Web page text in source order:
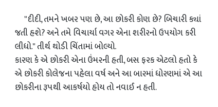
"દીદી, તમને ખબર પણ છે, આ છોકરી કોણ છે? બિચારી ક્યાં
જતી હશે? અને તમે વિચાર્યા વગર એના શરીરનો ઉપયોગ કરી
લીધો." તીર્થ થોડી ચિંતામાં બોલ્યો.
કારણ કે એ છોકરી એના ઉંમરની હતી, બસ ફરક એટલો હતો કે
એ છોકરી કોલેજના પહેલા વર્ષ અને આ બારમાં ધોરણમાં એ આ
છોકરીના રૂપથી આકર્ષયો હોય તો નવાઈ ન હતી.